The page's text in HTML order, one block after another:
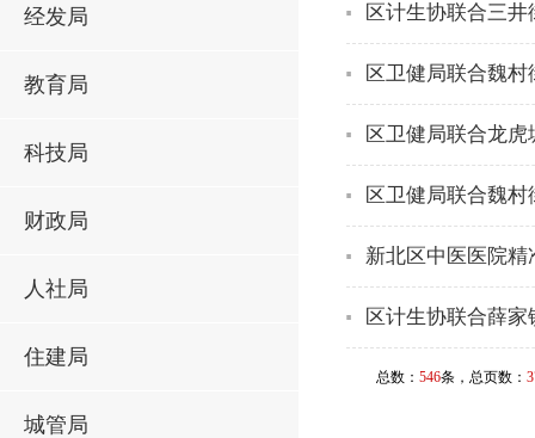
经发局
教育局
科技局
财政局
人社局
住建局
城管局
区计生协联合三
区卫健局联合魏
区卫健局联合龙
区卫健局联合魏
新北区中医医院
区计生协联合薛
总数： 546条，总页数：